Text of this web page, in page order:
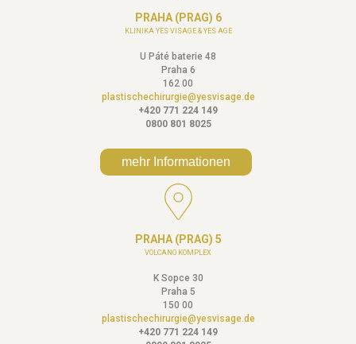
PRAHA (PRAG) 6
KLINIKA YES VISAGE & YES AGE
U Páté baterie 48
Praha 6
162 00
plastischechirurgie@yesvisage.de
+420 771 224 149
0800 801 8025
mehr Informationen
PRAHA (PRAG) 5
VOLCANO KOMPLEX
K Sopce 30
Praha 5
150 00
plastischechirurgie@yesvisage.de
+420 771 224 149